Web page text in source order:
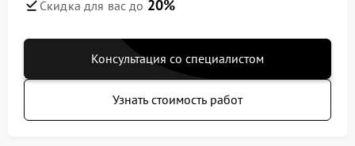
Скидка для вас до 20%
Консультация со специалистом
Узнать стоимость работ